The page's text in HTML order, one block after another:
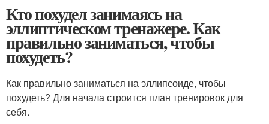
Кто похудел занимаясь на
эллиптическом тренажере. Как
правильно заниматься, чтобы
похудеть?
Как правильно заниматься на эллипсоиде, чтобы
похудеть? Для начала строится план тренировок для
себя.